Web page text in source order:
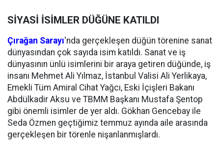
SİYASİ İSİMLER DÜĞÜNE KATILDI
Çırağan Sarayı'nda gerçekleşen düğün törenine sanat
dünyasından çok sayıda isim katıldı. Sanat ve iş
dünyasının ünlü isimlerini bir araya getiren düğünde, iş
insanı Mehmet Ali Yılmaz, İstanbul Valisi Ali Yerlikaya,
Emekli Tüm Amiral Cihat Yağcı, Eski İçişleri Bakanı
Abdülkadir Aksu ve TBMM Başkanı Mustafa Şentop
gibi önemli isimler de yer aldı. Gökhan Gencebay ile
Seda Özmen geçtiğimiz temmuz ayında aile arasında
gerçekleşen bir törenle nişanlanmışlardı.